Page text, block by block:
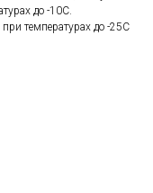
до -10С.
температурах до -25С